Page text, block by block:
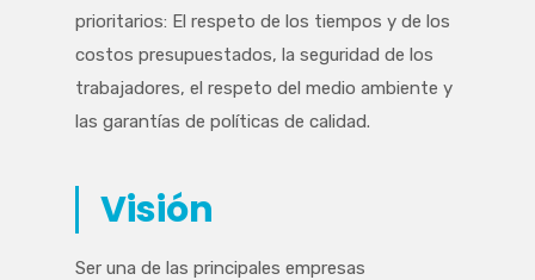
prioritarios: El respeto de los tiempos y de los
costos presupuestados, la seguridad de los
trabajadores, el respeto del medio ambiente y
las garantías de políticas de calidad.
Visión
Ser una de las principales empresas